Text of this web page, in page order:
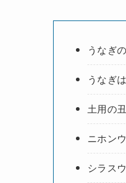
うなぎ
うなぎ
土用の
ニホン
シラス